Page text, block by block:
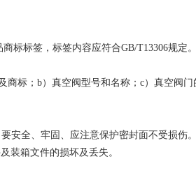
标签，标签内容应符合GB/T13306规定。
标；b）真空阀型号和名称；c）真空阀门
全、牢固、应注意保护密封面不受损伤。
装箱文件的损坏及丢失。